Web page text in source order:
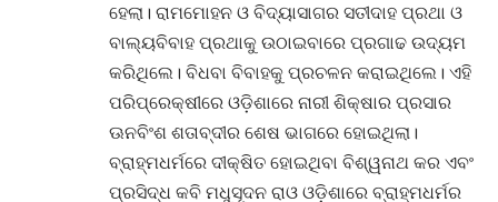
ହେଲା। ରାମମୋହନ ଓ ବିଦ୍ୟାସାଗର ସତୀଦାହ ପ୍ରଥା ଓ
ବାଲ୍ୟବିବାହ ପ୍ରଥାକୁ ଉଠାଇବାରେ ପ୍ରଗାଢ ଉଦ୍ୟମ
କରିଥିଲେ। ବିଧବା ବିବାହକୁ ପ୍ରଚଳନ କରାଇଥିଲେ। ଏହି
ପରିପ୍ରେକ୍ଷୀରେ ଓଡ଼ିଶାରେ ନାରୀ ଶିକ୍ଷାର ପ୍ରସାର
ଊନବିଂଶ ଶତାବ୍ଦୀର ଶେଷ ଭାଗରେ ହୋଇଥିଲା।
ବ୍ରାହ୍ମଧର୍ମରେ ଦୀକ୍ଷିତ ହୋଇଥିବା ବିଶ୍ୱନାଥ କର ଏବଂ
ପ୍ରସିଦ୍ଧ କବି ମଧୁସୂଦନ ରାଓ ଓଡ଼ିଶାରେ ବ୍ରାହ୍ମଧର୍ମର